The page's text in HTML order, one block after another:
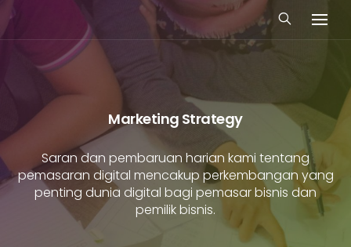
Marketing Strategy
Saran dan pembaruan harian kami tentang
pemasaran digital mencakup perkembangan yang
penting dunia digital bagi pemasar bisnis dan
pemilik bisnis.